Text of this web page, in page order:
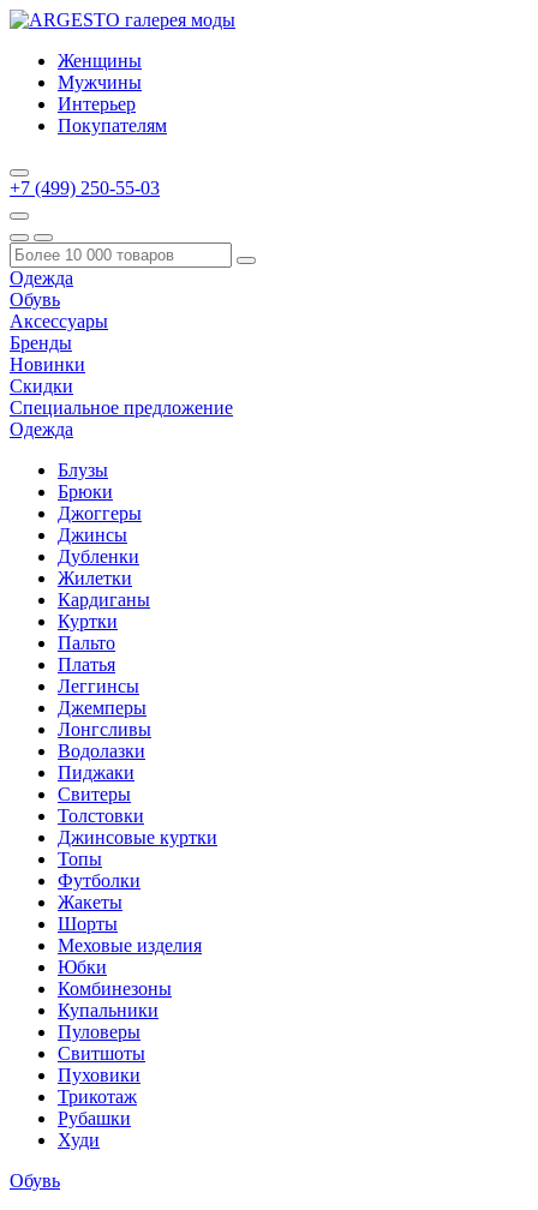
Женщины
Мужчины
Интерьер
Покупателям
+7 (499) 250-55-03
Одежда
Обувь
Аксессуары
Бренды
Новинки
Скидки
Специальное предложение
Одежда
Блузы
Брюки
Джоггеры
Джинсы
Дубленки
Жилетки
Кардиганы
Куртки
Пальто
Платья
Леггинсы
Джемперы
Лонгсливы
Водолазки
Пиджаки
Свитеры
Толстовки
Джинсовые куртки
Топы
Футболки
Жакеты
Шорты
Меховые изделия
Юбки
Комбинезоны
Купальники
Пуловеры
Свитшоты
Пуховики
Трикотаж
Рубашки
Худи
Обувь